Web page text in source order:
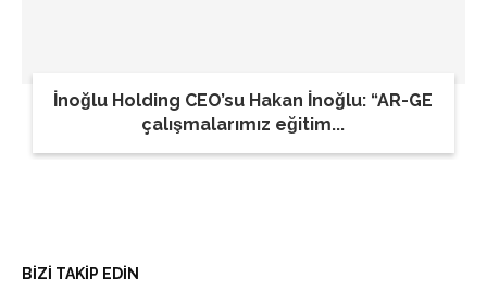
İnoğlu Holding CEO’su Hakan İnoğlu: “AR-GE
çalışmalarımız eğitim...
BİZİ TAKİP EDİN